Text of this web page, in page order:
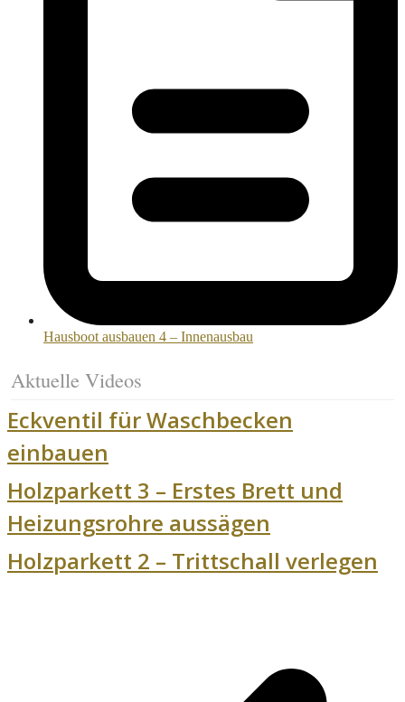
Hausboot ausbauen 4 – Innenausbau
Aktuelle Videos
Eckventil für Waschbecken
einbauen
Holzparkett 3 – Erstes Brett und
Heizungsrohre aussägen
Holzparkett 2 – Trittschall verlegen